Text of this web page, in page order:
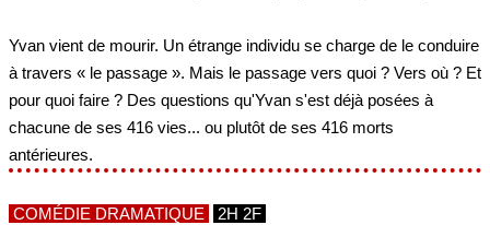
Yvan vient de mourir. Un étrange individu se charge de le conduire
à travers « le passage ». Mais le passage vers quoi ? Vers où ? Et
pour quoi faire ? Des questions qu'Yvan s'est déjà posées à
chacune de ses 416 vies... ou plutôt de ses 416 morts
antérieures.
COMÉDIE DRAMATIQUE 2H 2F